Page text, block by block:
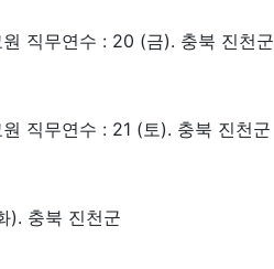
직무연수 : 20 (금). 충북 진천군
직무연수 : 21 (토). 충북 진천군
). 충북 진천군